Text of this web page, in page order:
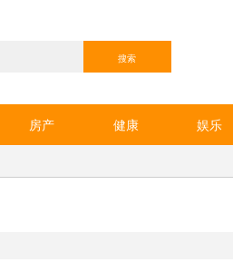
房产 健康 娱乐